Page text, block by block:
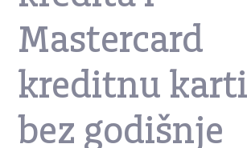
Mastercard
kreditnu
bez godišnje